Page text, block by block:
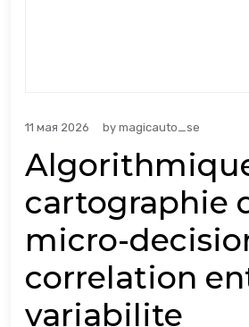
11 мая 2026 by magicauto_se
cartographie
micro-
correlation
variabilite